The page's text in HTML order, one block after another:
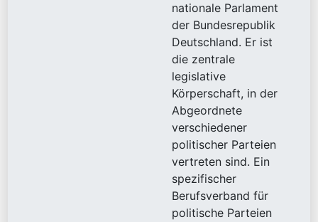
nationale Parlament
der Bundesrepublik
Deutschland. Er ist
die zentrale
legislative
Körperschaft, in der
Abgeordnete
verschiedener
politischer Parteien
vertreten sind. Ein
spezifischer
Berufsverband für
politische Parteien